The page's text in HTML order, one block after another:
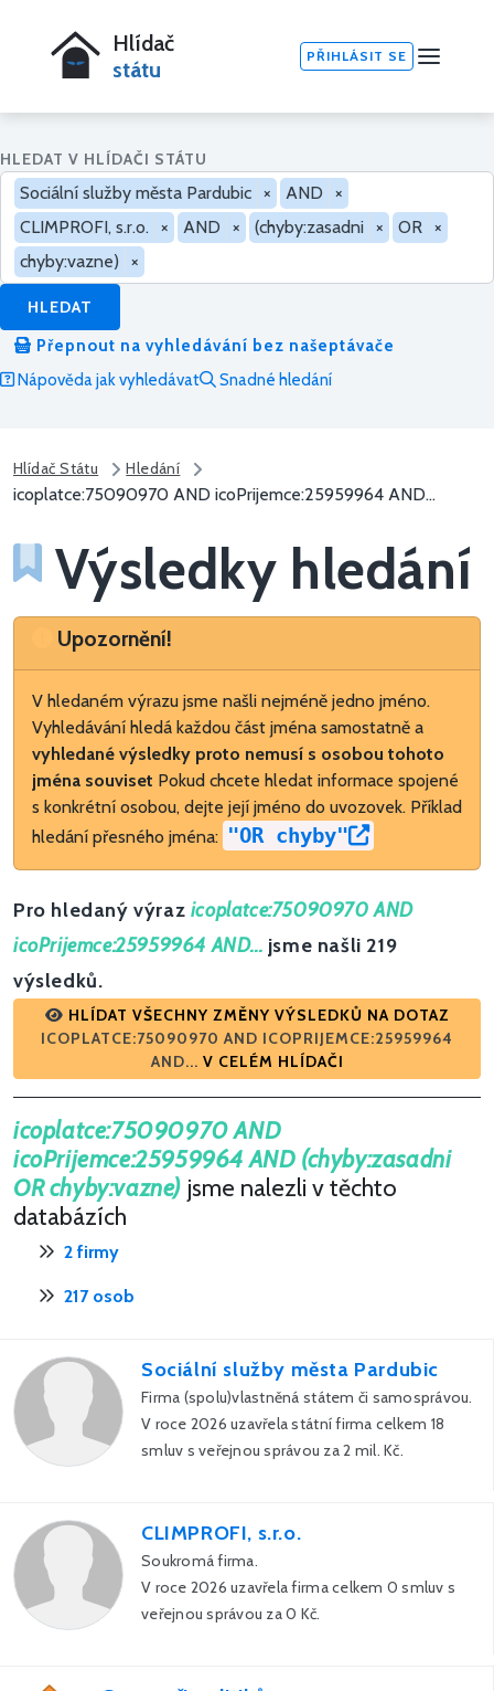
Hlídač
státu
PŘIHLÁSIT SE
HLEDAT V HLÍDAČI STÁTU
Sociální služby města Pardubic × AND
×
CLIMPROFI, s.r.o. × AND × (chyby:zasadni × OR ×
chyby:vazne)
×
HLEDAT
Přepnout na vyhledávání bez našeptávače
Nápověda jak vyhledávat
Snadné hledání
Hlídač Státu Hledání
icoplatce:75090970 AND icoPrijemce:25959964 AND...
Výsledky hledání
Upozornění
Upozornění!
V hledaném výrazu jsme našli nejméně jedno jméno.
Vyhledávání hledá každou část jména samostatně a
vyhledané výsledky proto nemusí s osobou tohoto
jména souviset Pokud chcete hledat informace spojené
s konkrétní osobou, dejte její jméno do uvozovek. Příklad
hledání přesného jména: "OR chyby"
Pro hledaný výraz icoplatce:75090970 AND
icoPrijemce:25959964 AND... jsme našli 219
výsledků.
HLÍDAT VŠECHNY ZMĚNY VÝSLEDKŮ NA DOTAZ
ICOPLATCE:75090970 AND ICOPRIJEMCE:25959964
AND... V CELÉM HLÍDAČI
icoplatce:75090970 AND
icoPrijemce:25959964 AND (chyby:zasadni
OR chyby:vazne) jsme nalezli v těchto
databázích
2 firmy
217 osob
Sociální služby města Pardubic
Firma (spolu)vlastněná státem či samosprávou.
V roce 2026 uzavřela státní firma celkem 18
smluv s veřejnou správou za 2 mil. Kč.
CLIMPROFI, s.r.o.
Soukromá firma.
V roce 2026 uzavřela firma celkem 0 smluv s
veřejnou správou za 0 Kč.